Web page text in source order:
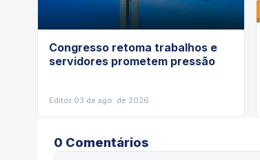
Congresso retoma trabalhos e
servidores prometem pressão
Editor·03 de ago. de 2026
0 Comentários